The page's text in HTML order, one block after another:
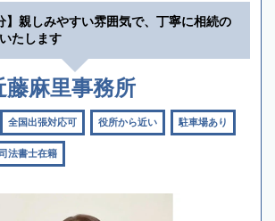
】親しみやすい雰囲気で、丁寧に相続の
たします
藤麻里事務所
全国出張対応可 役所から近い 駐車場あり
法書士在籍